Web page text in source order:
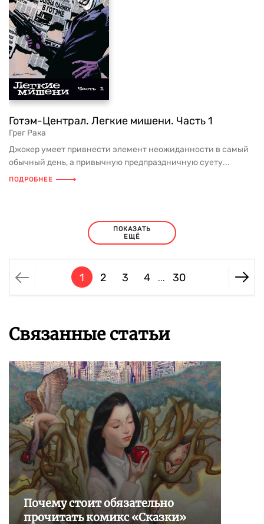
Готэм-Централ. Легкие мишени. Часть 1
Грег Рака
Джокер умеет привнести элемент неожиданности в самый
обычный день, а привычную предпраздничную суету...
ПОДРОБНЕЕ
ПОКАЗАТЬ
ЕЩЁ
1 2 3 4 ... 30
Связанные статьи
Почему стоит обязательно
прочитать комикс «Сказки»